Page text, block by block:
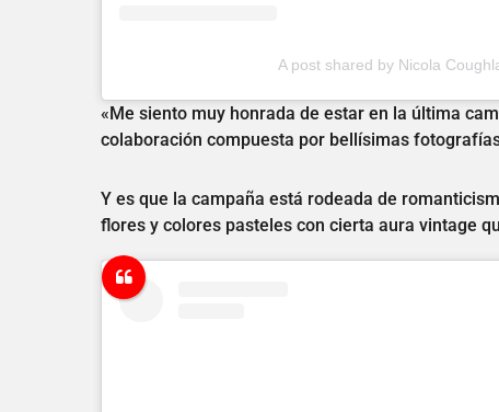
A post shared by Nicola
«Me siento muy honrada de estar en la última
colaboración compuesta por bellísimas
Y es que la campaña está rodeada de
flores y colores pasteles con cierta aura vintage